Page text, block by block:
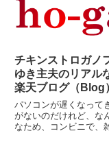
チキンストロガノ
ゆき主夫のリアル
楽天ブログ（Blog
パソコンが遅くなって
がないのだけれど、な
なため、コンビニで、